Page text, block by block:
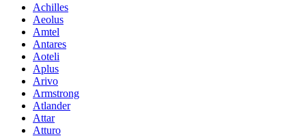
Achilles
Aeolus
Amtel
Antares
Aoteli
Aplus
Arivo
Armstrong
Atlander
Attar
Atturo